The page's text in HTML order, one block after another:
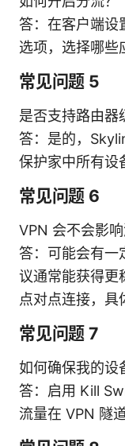
答：在客户端
选项，选择哪些
常见问题 5
是否支持路由器
答：是的，
保护家中所有设
常见问题 6
VPN 会不会影响
答：可能会有一
议通常能获得更
点对点连接，具
常见问题 7
如何确保我的设
答：启用 Kill
流量在 VPN 隧